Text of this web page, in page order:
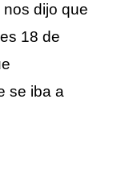
dijo que
18 de
se iba a